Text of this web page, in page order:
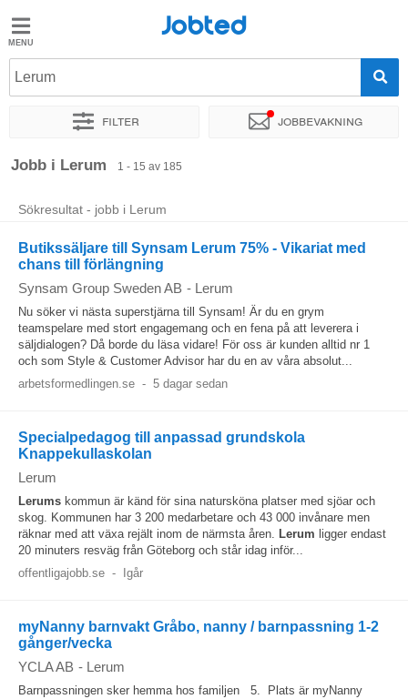
Jobted
Jobb
Jobted
Lerum
Filter Jobbevakning
Sortera efter Exakt plats
Jobb i Lerum 1 - 15 av 185
Sökresultat - jobb i Lerum
Butikssäljare till Synsam Lerum 75% - Vikariat med
chans till förlängning
Synsam Group Sweden AB - Lerum
Nu söker vi nästa superstjärna till Synsam! Är du en grym
teamspelare med stort engagemang och en fena på att leverera i
säljdialogen? Då borde du läsa vidare! För oss är kunden alltid nr 1
och som Style & Customer Advisor har du en av våra absolut...
arbetsformedlingen.se - 5 dagar sedan
Specialpedagog till anpassad grundskola
Knappekullaskolan
Lerum
Lerums kommun är känd för sina natursköna platser med sjöar och
skog. Kommunen har 3 200 medarbetare och 43 000 invånare men
räknar med att växa rejält inom de närmsta åren. Lerum ligger endast
20 minuters resväg från Göteborg och står idag inför...
offentligajobb.se - Igår
myNanny barnvakt Gråbo, nanny / barnpassning 1-2
gånger/vecka
YCLA AB - Lerum
Barnpassningen sker hemma hos familjen 5. Plats är myNanny